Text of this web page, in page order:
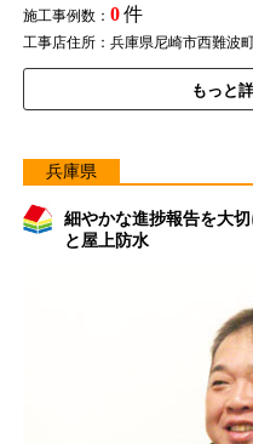
施工事例数： 0件
工事店住所：兵庫県尼崎市西難波
もっと
兵庫県
細やかな進捗報告を大
と屋上防水